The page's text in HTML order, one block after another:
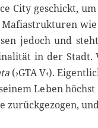
City geschickt,
jedoch und
in der Stadt.
(›GTA V‹).
Leben
zurückgezogen,